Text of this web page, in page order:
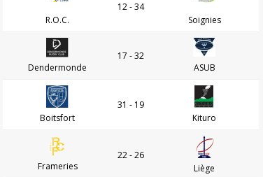
R.O.C.
12 - 34
Soignies
Dendermonde
17 - 32
ASUB
Boitsfort
31 - 19
Kituro
Frameries
22 - 26
Liège